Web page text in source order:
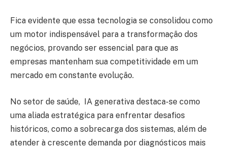
Fica evidente que essa tecnologia se consolidou como
um motor indispensável para a transformação dos
negócios, provando ser essencial para que as
empresas mantenham sua competitividade em um
mercado em constante evolução.
No setor de saúde, IA generativa destaca-se como
uma aliada estratégica para enfrentar desafios
históricos, como a sobrecarga dos sistemas, além de
atender à crescente demanda por diagnósticos mais